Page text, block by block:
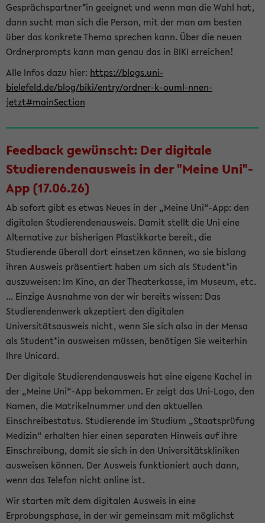
Gesprächspartner*in geeignet und wenn man die Wahl hat,
dann sucht man sich die Person, mit der man am besten
über das konkrete Thema sprechen kann. Über die neuen
Ordnerprompts kann man genau das in BIKI erreichen!
Alle Infos dazu hier: https://blogs.uni-
bielefeld.de/blog/biki/entry/ordner-k-ouml-nnen-
jetzt#mainSection
Feedback gewünscht: Der digitale
Studierendenausweis in der "Meine Uni"-
App (17.06.26)
Ab sofort gibt es etwas Neues in der „Meine Uni“-App: den
digitalen Studierendenausweis. Damit stellt die Uni eine
Alternative zur bisherigen Plastikkarte bereit, die
Studierende überall dort einsetzen können, wo sie bislang
ihren Ausweis präsentiert haben um sich als Student*in
auszuweisen: Im Kino, an der Theaterkasse, im Museum, etc.
... Einzige Ausnahme von der wir bereits wissen: Das
Studierendenwerk akzeptiert den digitalen
Universitätsausweis nicht, wenn Sie sich also in der Mensa
als Student*in ausweisen müssen, benötigen Sie weiterhin
Ihre Unicard.
Der digitale Studierendenausweis hat eine eigene Kachel in
der „Meine Uni“-App bekommen. Er zeigt das Uni-Logo, den
Namen, die Matrikelnummer und den aktuellen
Einschreibestatus. Studierende im Studium „Staatsprüfung
Medizin“ erhalten hier einen separaten Hinweis auf ihre
Einschreibung, damit sie sich in den Universitätskliniken
ausweisen können. Der Ausweis funktioniert auch dann,
wenn das Telefon nicht online ist.
Wir starten mit dem digitalen Ausweis in eine
Erprobungsphase, in der wir gemeinsam mit möglichst